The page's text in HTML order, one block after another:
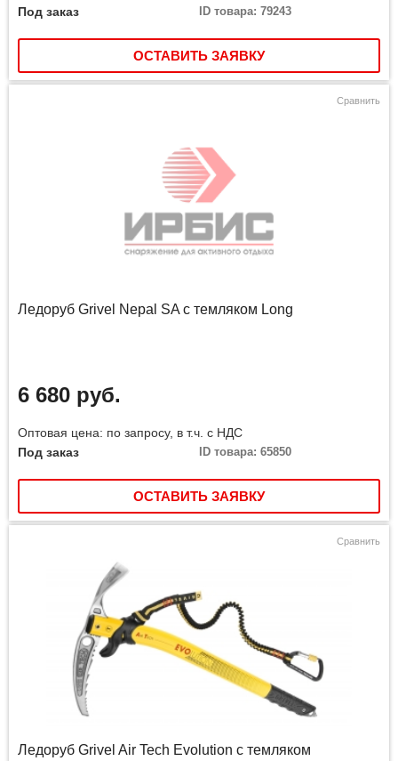
Под заказ
ID товара: 79243
ОСТАВИТЬ ЗАЯВКУ
Сравнить
Ледоруб Grivel Nepal SA с темляком Long
6 680 руб.
Оптовая цена: по запросу, в т.ч. с НДС
Под заказ
ID товара: 65850
ОСТАВИТЬ ЗАЯВКУ
Сравнить
Ледоруб Grivel Air Tech Evolution с темляком